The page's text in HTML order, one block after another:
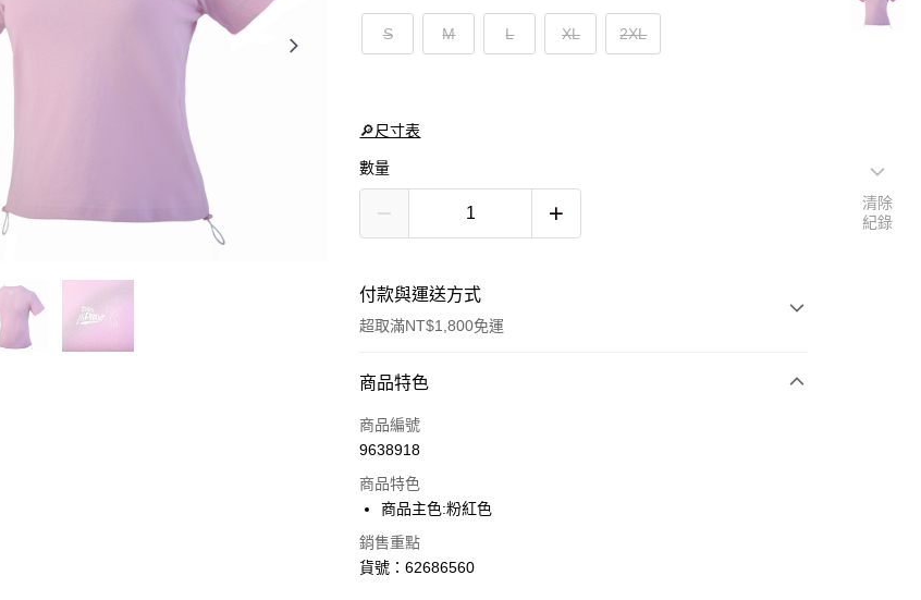
S M L XL 2XL
🔎尺寸表
數量
付款與運送方式
超取滿NT$1,800免運
付款方式
信用卡一次付款
Apple Pay
街口支付
商品特色
商品編號
9638918
商品特色
商品主色:粉紅色
銷售重點
貨號：62686560
清除
紀錄